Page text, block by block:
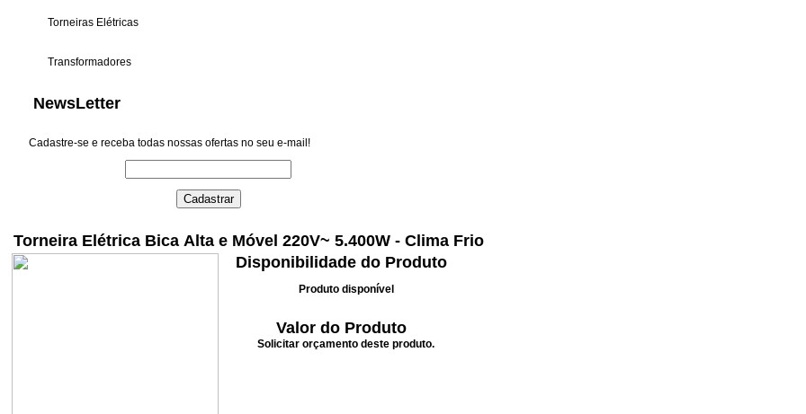
Torneiras Elétricas
Transformadores
NewsLetter
Cadastre-se e receba todas nossas ofertas no seu e-mail!
Torneira Elétrica Bica Alta e Móvel 220V~ 5.400W - Clima Frio
Disponibilidade do Produto
Produto disponível
Valor do Produto
Solicitar orçamento deste produto.